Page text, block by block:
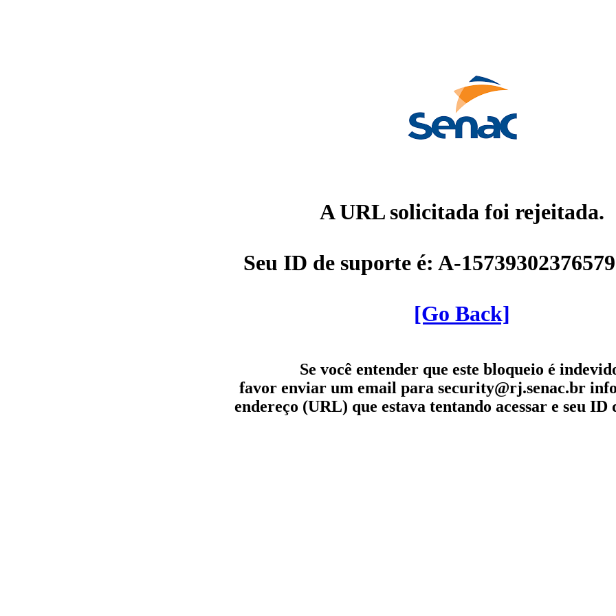
A URL solicitada foi rejeitada.
Seu ID de suporte é: A-
[Go Back]
Se você entender que este bloqueio é
favor enviar um email para security@rj.senac.br
endereço (URL) que estava tentando acessar e seu ID